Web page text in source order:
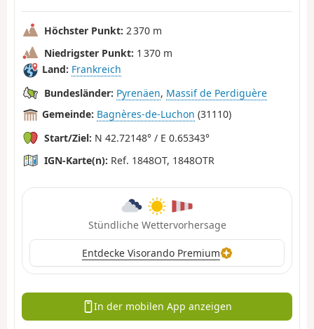
Höchster Punkt: 2 370 m
Niedrigster Punkt: 1 370 m
Land: Frankreich
Bundesländer: Pyrenäen, Massif de Perdiguère
Gemeinde: Bagnères-de-Luchon (31110)
Start/Ziel: N 42.72148° / E 0.65343°
IGN-Karte(n): Ref. 1848OT, 1848OTR
Stündliche Wettervorhersage
Entdecke Visorando Premium
In der mobilen App anzeigen